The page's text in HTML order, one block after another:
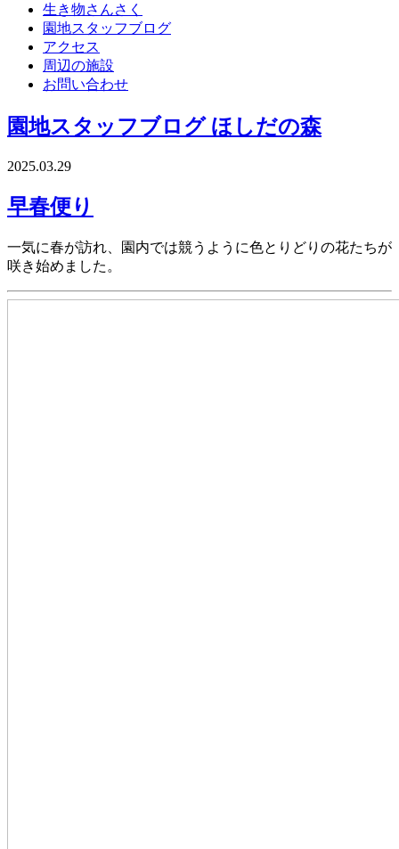
生き物さんさく
園地スタッフブログ
アクセス
周辺の施設
お問い合わせ
園地スタッフブログ ほしだの森
2025.03.29
早春便り
一気に春が訪れ、園内では競うように色とりどりの花たちが
咲き始めました。